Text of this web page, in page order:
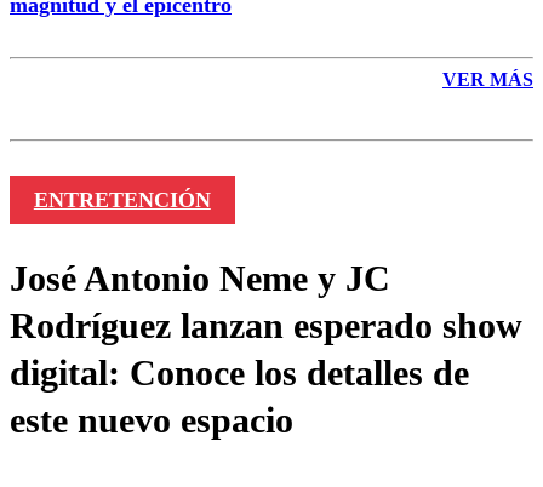
VER MÁS
ENTRETENCIÓN
José Antonio Neme y JC
Rodríguez lanzan esperado show
digital: Conoce los detalles de
este nuevo espacio